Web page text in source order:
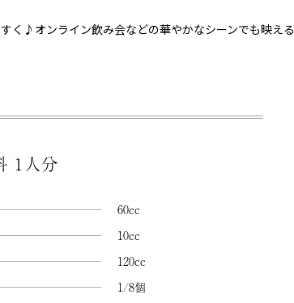
く♪オンライン飲み会などの華やかなシーンでも映える
1人分
60cc
10cc
120cc
1/8個